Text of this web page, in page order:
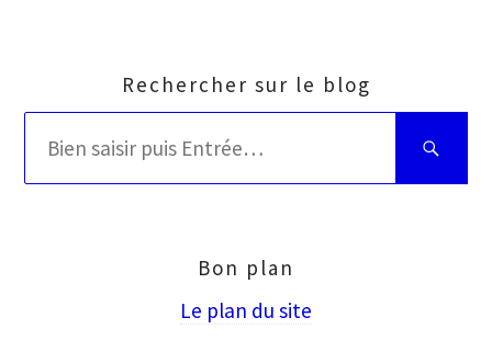
Rechercher sur le blog
Bien
Bon plan
Le plan du site